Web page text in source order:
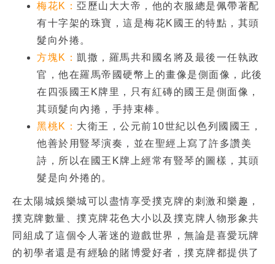
梅花K： 亞歷山大大帝，他的衣服總是佩帶著配
有十字架的珠寶，這是梅花K國王的特點，其頭
髮向外捲。
方塊K： 凱撒，羅馬共和國名將及最後一任執政
官，他在羅馬帝國硬幣上的畫像是側面像，此後
在四張國王K牌里，只有紅磚的國王是側面像，
其頭髮向內捲，手持束棒。
黑桃K： 大衛王，公元前10世紀以色列國國王，
他善於用豎琴演奏，並在聖經上寫了許多讚美
詩，所以在國王K牌上經常有豎琴的圖樣，其頭
髮是向外捲的。
在太陽城娛樂城可以盡情享受撲克牌的刺激和樂趣，
撲克牌數量
撲克牌花色大小 以及 撲克牌人物形象共
同組成了這個令人著迷的遊戲世界，無論是喜愛玩牌
的初學者還是有經驗的賭博愛好者，撲克牌都提供了